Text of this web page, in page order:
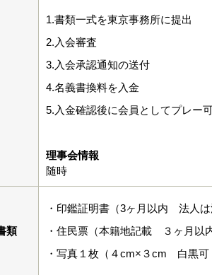
1.書類一式を東京事務所に提出
2.入会審査
3.入会承認通知の送付
4.名義書換料を入金
5.入金確認後に会員としてプレー
理事会情報
随時
類
・印鑑証明書（3ヶ月以内 法人
・住民票（本籍地記載 ３ヶ月
・写真１枚（４cm×３cm 白黒